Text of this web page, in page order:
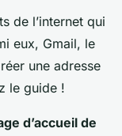
de l’internet qui
eux, Gmail, le
une adresse
le guide !
d’accueil de